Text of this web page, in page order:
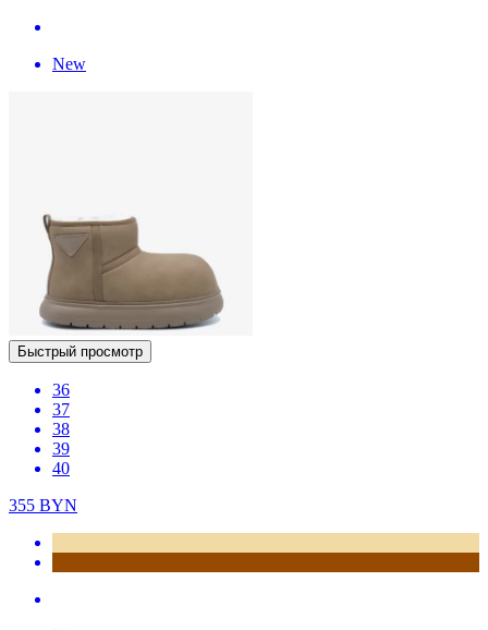
New
Быстрый просмотр
36
37
38
39
40
355 BYN